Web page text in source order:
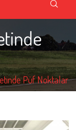
Püf Noktalar